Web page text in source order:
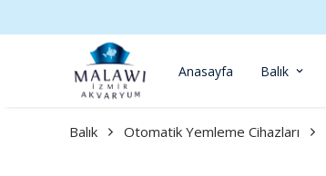
Anasayfa Balık
Balık Otomatik Yemleme Cihazları